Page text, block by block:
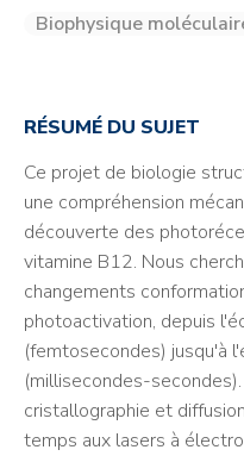
Biophysique
RÉSUMÉ DU SUJET
Ce projet de biologie
une compréhension
découverte des
vitamine B12. Nous
changements
photoactivation, depuis
(femtosecondes) jusqu'à
(millisecondes-
cristallographie et
temps aux lasers à